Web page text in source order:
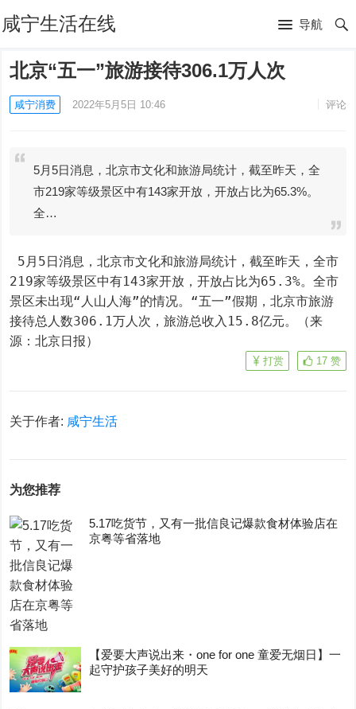
咸宁生活在线 导航
北京“五一”旅游接待306.1万人次
咸宁消费 2022年5月5日 10:46 评论
5月5日消息，北京市文化和旅游局统计，截至昨天，全
市219家等级景区中有143家开放，开放占比为65.3%。
全…
219家等级景区中有143家开放，开放占比为65.3%。全市
景区未出现“人山人海”的情况。“五一”假期，北京市旅游
接待总人数306.1万人次，旅游总收入15.8亿元。（来
源：北京日报）
17 赞
打赏
关于作者: 咸宁生活
为您推荐
5.17吃货节，又有一批信良记爆款食材体验店在
京粤等省落地
【爱要大声说出来・one for one 童爱无烟日】一
起守护孩子美好的明天